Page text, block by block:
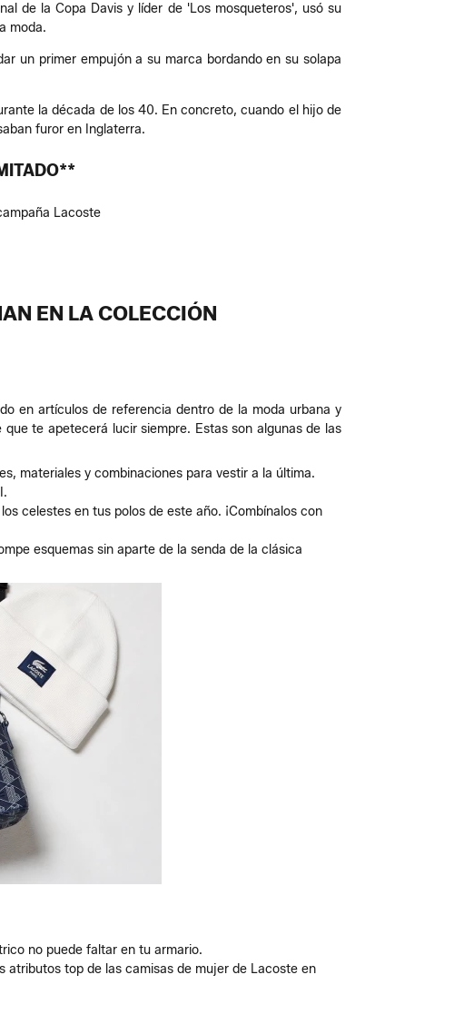
de la Copa Davis y líder de 'Los mosqueteros', usó su
moda.
un primer empujón a su marca bordando en su solapa
la década de los 40. En concreto, cuando el hijo de
furor en Inglaterra.
Lacoste
EN LA COLECCIÓN
en artículos de referencia dentro de la moda urbana y
te apetecerá lucir siempre. Estas son algunas de las
materiales y combinaciones para vestir a la última.
celestes en tus polos de este año. ¡Combínalos con
esquemas sin aparte de la senda de la clásica
no puede faltar en tu armario.
atributos top de las camisas de mujer de Lacoste en